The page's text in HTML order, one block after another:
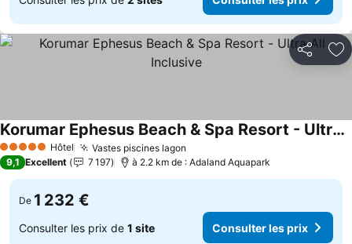
Partager
5 Étoiles Hôtel Vastes piscines lagon
Korumar Ephesus Beach & Spa Resort - Ultra All Inclusive
9,1 Excellent 7 197 à 2.2 km de : Adaland Aquapark
De 1 232 €
Consulter les prix de 1 site Consulter les prix